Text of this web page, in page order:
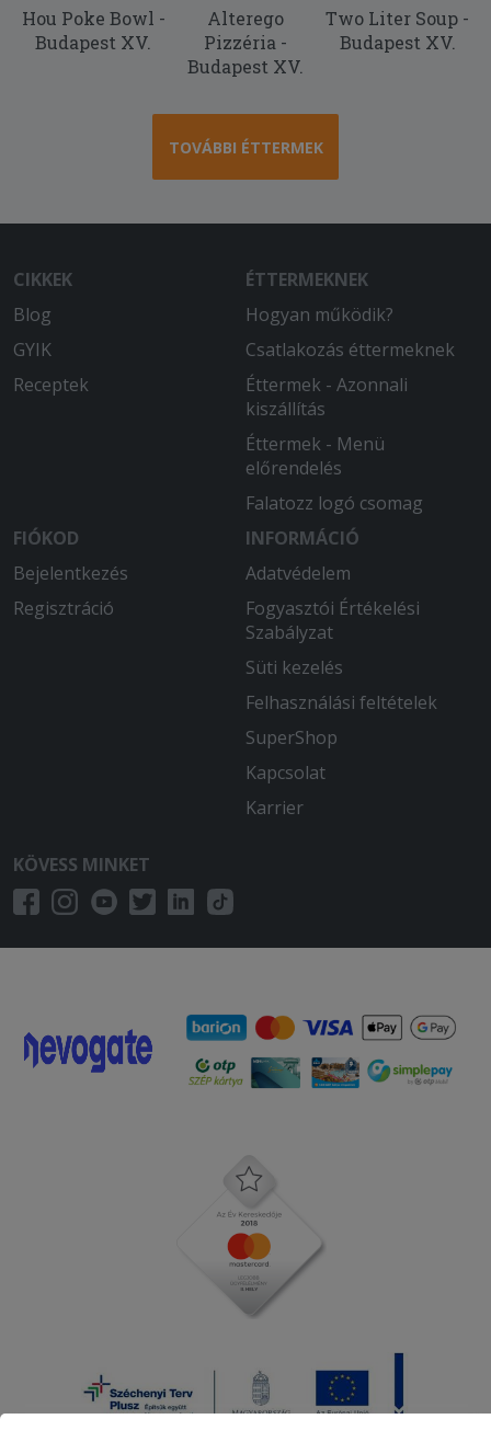
Hou Poke Bowl -
Budapest XV.
Alterego
Pizzéria -
Budapest XV.
Two Liter Soup -
Budapest XV.
TOVÁBBI ÉTTERMEK
CIKKEK
Blog
GYIK
Receptek
ÉTTERMEKNEK
Hogyan működik?
Csatlakozás éttermeknek
Éttermek - Azonnali
kiszállítás
Éttermek - Menü
előrendelés
Falatozz logó csomag
FIÓKOD
Bejelentkezés
Regisztráció
INFORMÁCIÓ
Adatvédelem
Fogyasztói Értékelési
Szabályzat
Süti kezelés
Felhasználási feltételek
SuperShop
Kapcsolat
Karrier
KÖVESS MINKET